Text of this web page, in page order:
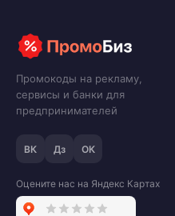
Промокоды на рекламу,
сервисы и банки для
предпринимателей
ВК Дз ОК
Оцените нас на Яндекс Картах